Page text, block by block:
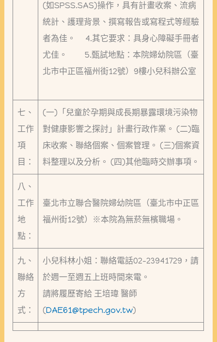
(如SPSS.SAS)操作，具有計畫收案、流病
統計、護理背景、撰寫報告或寫程式等經驗
者為佳。 4.其它要求：具身心障礙手冊者
尤佳。 5.甄試地點：本院婦幼院區（臺
北市中正區福州街12號）9樓小兒科辦公室
七、
工作
項
目：
(一)「兒童於孕期與成長期暴露環境污染物
對健康影響之探討」計畫行政作業。 (二)臨
床收案、聯絡個案、個案管理。 (三)個案資
料整理以及分析。 (四)其他臨時交辦事項。
八、
工作
地
點：
臺北市立聯合醫院婦幼院區（臺北市中正區
福州街12號）※本院為無菸無檳職場。
九、
聯絡
方
式：
小兒科林小姐：聯絡電話02-23941729，請
於週一至週五上班時間來電。
請將履歷寄給 王培瑋 醫師
(DAE61@tpech.gov.tw)